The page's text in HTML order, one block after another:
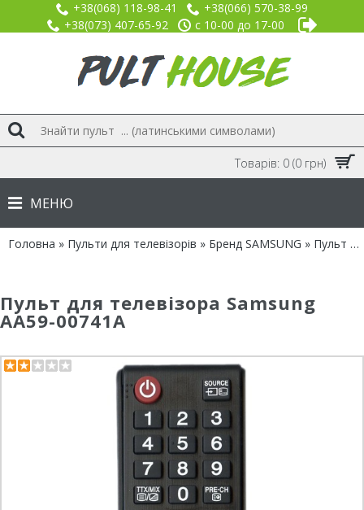
+38(068) 118-98-41
+38(066) 570-38-99
+38(073) 407-65-92
с 10-00 до 17-00
Товарів: 0 (0 грн)
МЕНЮ
Головна » Пульти для телевізорів » Бренд SAMSUNG » Пульт для Samsung AA59-00741A
Пульт для телевізора Samsung
AA59-00741A